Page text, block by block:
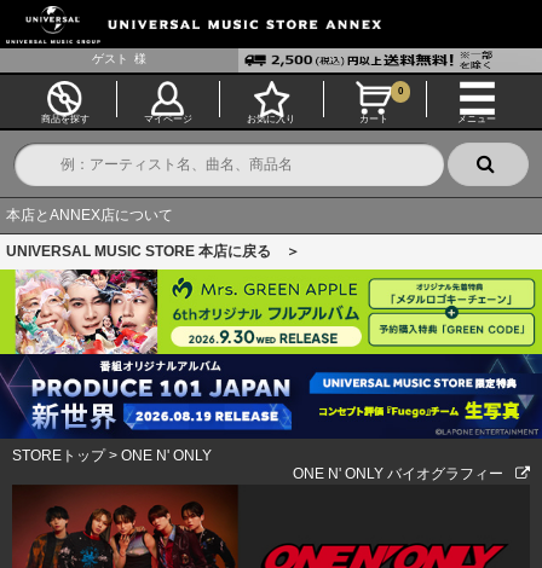
ゲスト 様
商品を探す マイページ お気に入り カート
0
メニュー
本店とANNEX店について
UNIVERSAL MUSIC STORE 本店に戻る ＞
STOREトップ> ONE N' ONLY
ONE N' ONLY バイオグラフィー